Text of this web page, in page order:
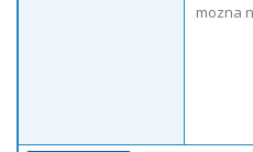
mozna